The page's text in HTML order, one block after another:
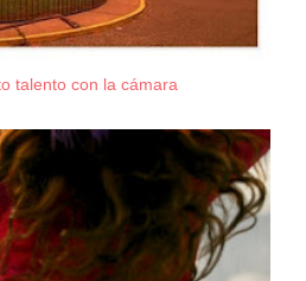
talento con la cámara